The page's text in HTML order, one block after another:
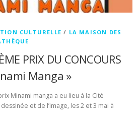
CULTURELLE / LA MAISON DES
PRIX DU CONCOURS
Manga »
Minami manga a eu lieu à la Cité
et de l’image, les 2 et 3 mai à